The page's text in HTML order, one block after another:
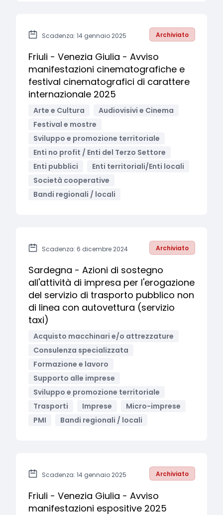
Scadenza: 14 gennaio 2025 Archiviato
Friuli - Venezia Giulia - Avviso
manifestazioni cinematografiche e
festival cinematografici di carattere
internazionale 2025
Arte e Cultura
Audiovisivi e Cinema
Festival e mostre
Sviluppo e promozione territoriale
Enti no profit / Enti del Terzo Settore
Enti pubblici
Enti territoriali/Enti locali
Società cooperative
Bandi regionali / locali
Scadenza: 6 dicembre 2024 Archiviato
Sardegna - Azioni di sostegno
all'attività di impresa per l'erogazione
del servizio di trasporto pubblico non
di linea con autovettura (servizio
taxi)
Acquisto macchinari e/o attrezzature
Consulenza specializzata
Formazione e lavoro
Supporto alle imprese
Sviluppo e promozione territoriale
Trasporti
Imprese
Micro-imprese
PMI
Bandi regionali / locali
Scadenza: 14 gennaio 2025 Archiviato
Friuli - Venezia Giulia - Avviso
manifestazioni espositive 2025